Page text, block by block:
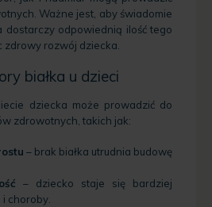
Ważne jest, aby świadomie
dostarczy odpowiednią ilość tego
zdrowy rozwój dziecka.
białka u dzieci
dziecka może prowadzić do
zdrowotnych, takich jak:
– brak białka utrudnia budowę
– dziecko staje się bardziej
choroby.